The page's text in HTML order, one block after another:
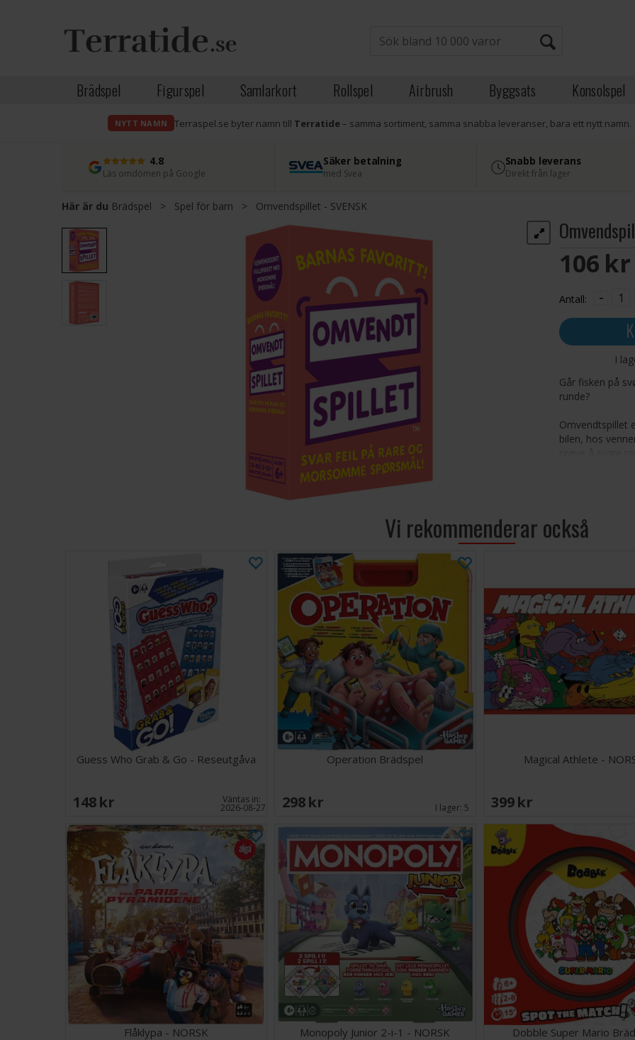
Brädspel Figurspel Samlarkort Rollspel Airbrush Byggsats Konsolspel
NYTT NAMN Terraspel.se byter namn till Terratide– samma sortiment, samma snabba leveranser, bara ett nytt namn.
4.8
Läs omdömen på Google
Säker betalning
med Svea
Snabb leverans
Direkt från lager
Här är du Brädspel > Spel för barn > Omvendspillet - SVENSK
106 SEK
Antall: -
I
Går fisken på
runde?
Omvendtspillet
bilen, hos
prøve å svare
spørsmål.
vennene dine,
Språk: Norsk
Vi rekommenderar också
Guess Who Grab & Go - Reseutgåva
148 SEK Väntas in:
2026-08-27
Operation Brädspel
298 SEK I lager: 5
Magical Athlete -
399 SEK
Flåklypa - NORSK Monopoly Junior 2-i-1 - NORSK Dobble Super Mario